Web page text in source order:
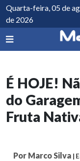
Quarta-feira, 05 de
de 2026
É HOJE!
do
Fruta
Por Marco Silva |